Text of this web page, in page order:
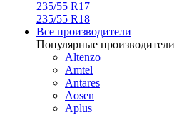
235/55 R17
235/55 R18
Все производители
Популярные производители
Altenzo
Amtel
Antares
Aosen
Aplus